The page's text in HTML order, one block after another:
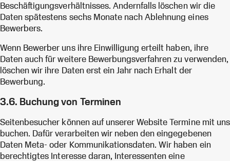
Beschäftigungsverhältnisses. Andernfalls löschen wir die
Daten spätestens sechs Monate nach Ablehnung eines
Bewerbers.
Wenn Bewerber uns ihre Einwilligung erteilt haben, ihre
Daten auch für weitere Bewerbungsverfahren zu verwenden,
löschen wir ihre Daten erst ein Jahr nach Erhalt der
Bewerbung.
3.6. Buchung von Terminen
Seitenbesucher können auf unserer Website Termine mit uns
buchen. Dafür verarbeiten wir neben den eingegebenen
Daten Meta- oder Kommunikationsdaten. Wir haben ein
berechtigtes Interesse daran, Interessenten eine